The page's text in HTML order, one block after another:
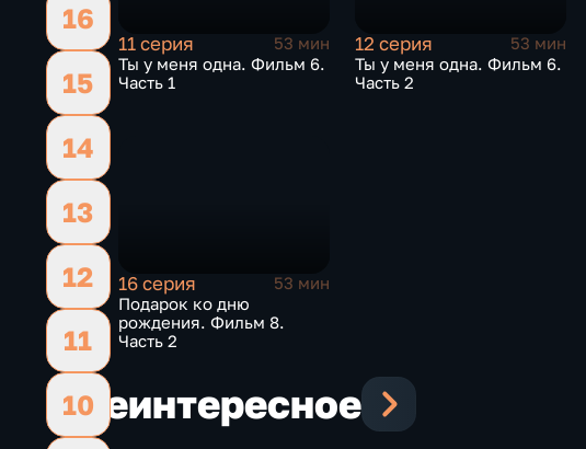
16
15
14
13
12
11
10
11 серия
53 мин
Ты у меня одна. Фильм 6.
Часть 1
12 серия
53 мин
Ты у меня одна. Фильм 6.
Часть 2
16 серия
53 мин
Подарок ко дню
рождения. Фильм 8.
Часть 2
Ещеинтересное